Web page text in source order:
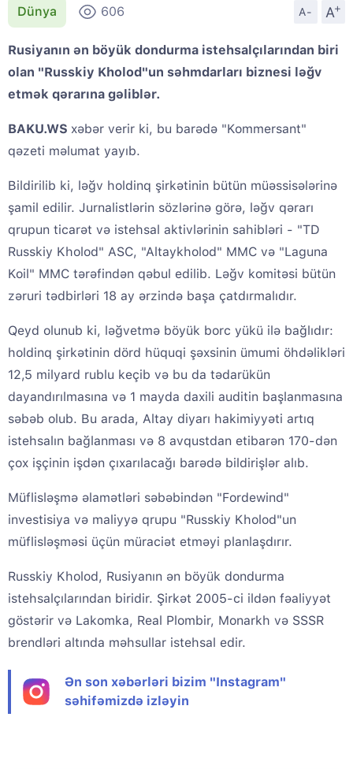
Dünya 606 A- A
+
Rusiyanın ən böyük dondurma istehsalçılarından biri
olan "Russkiy Kholod"un səhmdarları biznesi ləğv
etmək qərarına gəliblər.
BAKU.WS xəbər verir ki, bu barədə "Kommersant"
qəzeti məlumat yayıb.
Bildirilib ki, ləğv holdinq şirkətinin bütün müəssisələrinə
şamil edilir. Jurnalistlərin sözlərinə görə, ləğv qərarı
qrupun ticarət və istehsal aktivlərinin sahibləri - "TD
Russkiy Kholod" ASC, "Altaykholod" MMC və "Laguna
Koil" MMC tərəfindən qəbul edilib. Ləğv komitəsi bütün
zəruri tədbirləri 18 ay ərzində başa çatdırmalıdır.
Qeyd olunub ki, ləğvetmə böyük borc yükü ilə bağlıdır:
holdinq şirkətinin dörd hüquqi şəxsinin ümumi öhdəlikləri
12,5 milyard rublu keçib və bu da tədarükün
dayandırılmasına və 1 mayda daxili auditin başlanmasına
səbəb olub. Bu arada, Altay diyarı hakimiyyəti artıq
istehsalın bağlanması və 8 avqustdan etibarən 170-dən
çox işçinin işdən çıxarılacağı barədə bildirişlər alıb.
Müflisləşmə əlamətləri səbəbindən "Fordewind"
investisiya və maliyyə qrupu "Russkiy Kholod"un
müflisləşməsi üçün müraciət etməyi planlaşdırır.
Russkiy Kholod, Rusiyanın ən böyük dondurma
istehsalçılarından biridir. Şirkət 2005-ci ildən fəaliyyət
göstərir və Lakomka, Real Plombir, Monarkh və SSSR
brendləri altında məhsullar istehsal edir.
Ən son xəbərləri bizim "Instagram"
səhifəmizdə izləyin